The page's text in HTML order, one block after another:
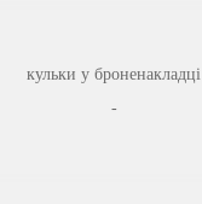
кульки у броненакладці
-